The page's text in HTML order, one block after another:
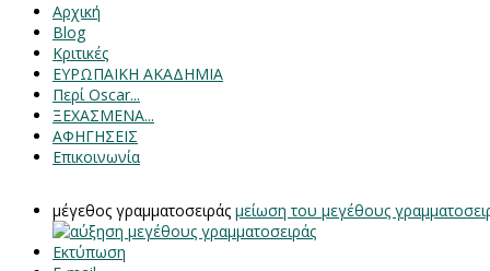
Αρχική
Blog
Κριτικές
ΕΥΡΩΠΑΙΚΗ ΑΚΑΔΗΜΙΑ
Περί Oscar...
ΞΕΧΑΣΜΕΝΑ...
ΑΦΗΓΗΣΕΙΣ
Επικοινωνία
μέγεθος γραμματοσειράς μείωση του μεγέθους
Εκτύπωση